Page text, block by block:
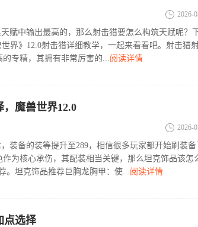
2026-
天赋中输出最高的，那么射击猎要怎么构筑天赋呢？
界》12.0射击猎详细教学，一起来看看吧。射击猎
专精，其拥有非常厉害的...阅读详情
，魔兽世界12.0
2026-
装备的装等提升至289，相信很多玩家都开始刷装备
为核心承伤，其配装相当关键，那么坦克饰品该怎
。坦克饰品推荐巨胸龙胸甲：使...阅读详情
点选择